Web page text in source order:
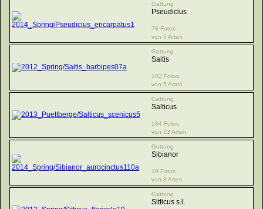
Gattung
Pseudicius
78 Fotos
von 5 Arten
Gattung
Saitis
102 Fotos
von 5 Arten
Gattung
Salticus
184 Fotos
von 13 Arten
Gattung
Sibianor
19 Fotos
von 3 Arten
Gattung
Sitticus s.l.